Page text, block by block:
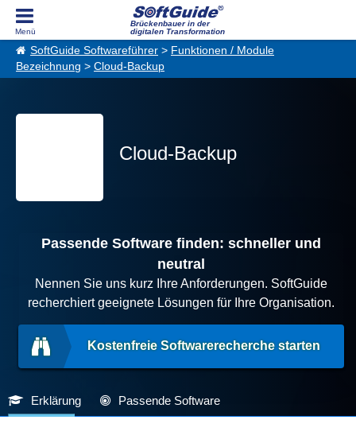
Brückenbauer in der
digitalen Transformation
SoftGuide Softwareführer > Funktionen / Module
Bezeichnung > Cloud-Backup
Cloud-Backup
Passende Software finden: schneller und
neutral
Nennen Sie uns kurz Ihre Anforderungen. SoftGuide
recherchiert geeignete Lösungen für Ihre Organisation.
Kostenfreie Softwarerecherche starten
Erklärung Passende Software